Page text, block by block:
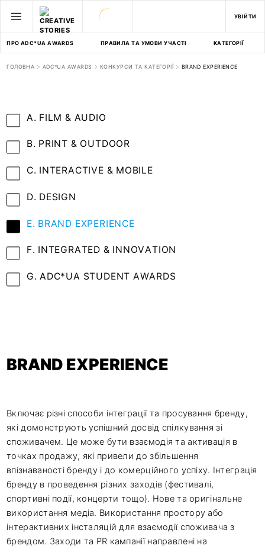
УВІЙТИ
ПРО ADC*UA AWARDS ПРАВИЛА ТА УМОВИ УЧАСТІ КАТЕГОРІЇ
ГОЛОВНА ADC*UA AWARDS КОНКУРСИ ТА КАТЕГОРІЇ BRAND EXPERIENCE
A. FILM & AUDIO
B. PRINT & OUTDOOR
C. INTERACTIVE & MOBILE
D. DESIGN
E. BRAND EXPERIENCE
F. INTEGRATED & INNOVATION
G. ADC*UA STUDENT AWARDS
BRAND EXPERIENCE
Включає різні способи інтеграції та просування бренду,
які домонструють успішний досвід спілкування зі
споживачем. Це може бути взаємодія та активація в
точках продажу, які привели до збільшення
впізнаваності бренду і до комерційного успіху. Інтеграція
бренду в проведення різних заходів (фестивалі,
спортивні події, концерти тощо). Нове та оригінальне
використання медіа. Використання простору або
інтерактивних інсталяцій для взаємодії споживача з
брендом. Заходи та PR кампанії направлені на